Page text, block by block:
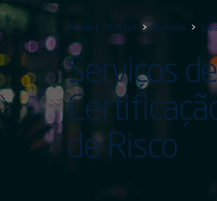
Intertek Portugal Serviços
Serviços
de Risco